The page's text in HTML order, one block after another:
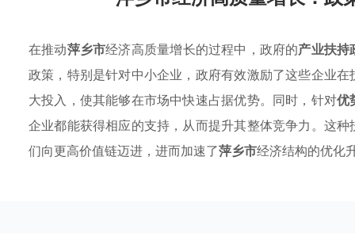
在推动萍乡市经济高质量增长的过程中，政府的产业扶持
政策，特别是针对中小企业，政府有效激励了这些企业
大投入，使其能够在市场中快速占据优势。同时，针对优
企业都能获得相应的支持，从而提升其整体竞争力。这
们向更高价值链迈进，进而加速了萍乡市经济结构的优化